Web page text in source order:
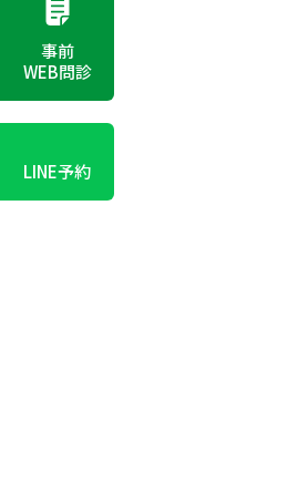
事前
WEB問診
LINE予約